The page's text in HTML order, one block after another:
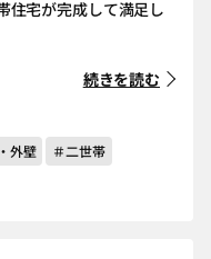
住宅が完成して満足し
続きを読む
外壁
＃二世帯